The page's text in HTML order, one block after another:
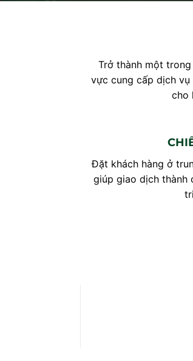
Trở thành một
vực cung cấp dịch
cho
Đặt khách hàng ở
giúp giao dịch thành